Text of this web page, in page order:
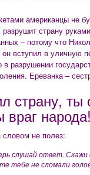
американцы не
страну
– потому что
он вступил в уличную
в разрушении
Ереванка –
страну, ты
враг народа!
не полез:
слушай ответ. Скажи
тебе не сломали